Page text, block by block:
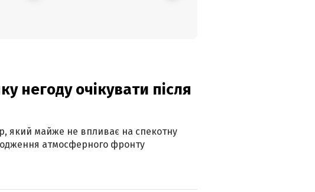
негоду очікувати після
який майже не впливає на спекотну
атмосферного фронту